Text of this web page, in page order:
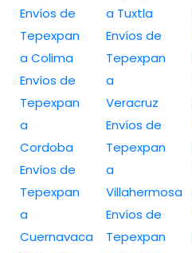
Envíos de
Tepexpan
a Colima
Envíos de
Tepexpan
a
Cordoba
Envíos de
Tepexpan
a
Cuernavaca
a Tuxtla
Envíos de
Tepexpan
a
Veracruz
Envíos de
Tepexpan
a
Villahermosa
Envíos de
Tepexpan